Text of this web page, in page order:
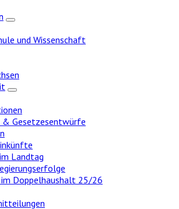
Zeige
und Wissenschaft
Zeige
& Gesetzesentwürfe
Landtag
Doppelhaushalt 25/26